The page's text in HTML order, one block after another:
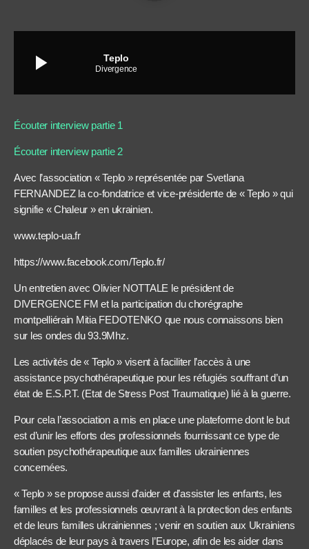
play_arrow Teplo
Divergence
Écouter interview partie 1
Écouter interview partie 2
Avec l’association « Teplo » représentée par Svetlana
FERNANDEZ la co-fondatrice et vice-présidente de « Teplo » qui
signifie « Chaleur » en ukrainien.
www.teplo-ua.fr
https://www.facebook.com/Teplo.fr/
Un entretien avec Olivier NOTTALE le président de
DIVERGENCE FM et la participation du chorégraphe
montpelliérain Mitia FEDOTENKO que nous connaissons bien
sur les ondes du 93.9Mhz.
Les activités de « Teplo » visent à faciliter l’accès à une
assistance psychothérapeutique pour les réfugiés souffrant d’un
état de E.S.P.T. (Etat de Stress Post Traumatique) lié à la guerre.
Pour cela l’association a mis en place une plateforme dont le but
est d’unir les efforts des professionnels fournissant ce type de
soutien psychothérapeutique aux familles ukrainiennes
concernées.
« Teplo » se propose aussi d’aider et d’assister les enfants, les
familles et les professionnels œuvrant à la protection des enfants
et de leurs familles ukrainiennes ; venir en soutien aux Ukrainiens
déplacés de leur pays à travers l’Europe, afin de les aider dans